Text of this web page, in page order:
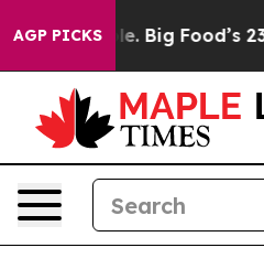
AGP PICKS
Food’s 239 Lawsuits